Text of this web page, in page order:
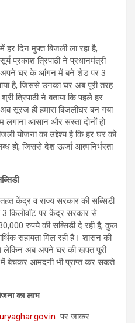
हर दिन मुफ्त बिजली ला रहा है,
प्रकाश त्रिपाठी ने प्रधानमंत्री
अपने घर के आंगन में बने शेड पर 3
है, जिससे उनका घर अब पूरी तरह
त्रिपाठी ने बताया कि पहले हर
सूरज ही हमारा बिजलीघर बन गया
आसान और सस्ता दोनों हो
योजना का उद्देश्य है कि हर घर को
हो, जिससे देश ऊर्जा आत्मनिर्भरता
केंद्र व राज्य सरकार की सब्सिडी
3 किलोवॉट पर केंद्र सरकार से
रुपये की सब्सिडी दे रही है, कुल
सहायता मिल रही है। शासन की
लेकिन अब अपने घर की खपत पूरी
में बेचकर आमदनी भी प्राप्त कर सकते
का लाभ
पर जाकर